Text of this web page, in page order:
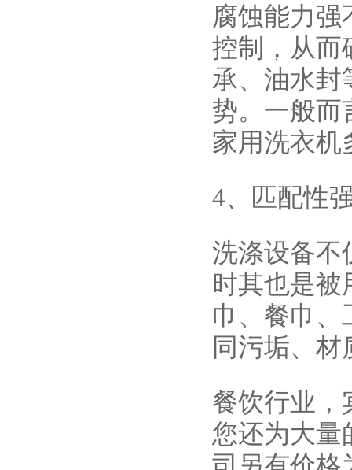
腐蚀能力强
控制，从而
承、油水封
势。一般而
家用洗衣机
4、匹配性
洗涤设备不
时其也是
巾、餐巾、
同污垢、
餐饮行业，
您还为大量